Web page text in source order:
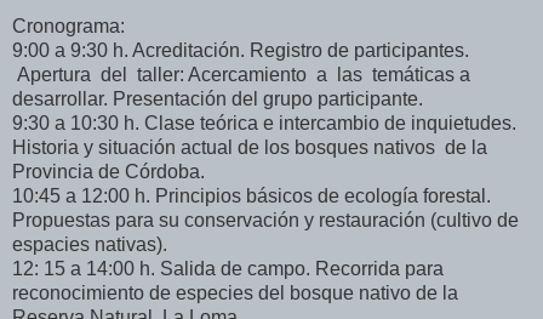
Cronograma:
9:00 a 9:30 h. Acreditación. Registro de participantes.
Apertura del taller: Acercamiento a las temáticas a
desarrollar. Presentación del grupo participante.
9:30 a 10:30 h. Clase teórica e intercambio de inquietudes.
Historia y situación actual de los bosques nativos de la
Provincia de Córdoba.
10:45 a 12:00 h. Principios básicos de ecología forestal.
Propuestas para su conservación y restauración (cultivo de
espacies nativas).
12: 15 a 14:00 h. Salida de campo. Recorrida para
reconocimiento de especies del bosque nativo de la